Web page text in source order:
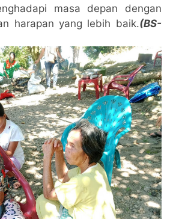
masa depan dengan
harapan yang lebih baik.(BS-